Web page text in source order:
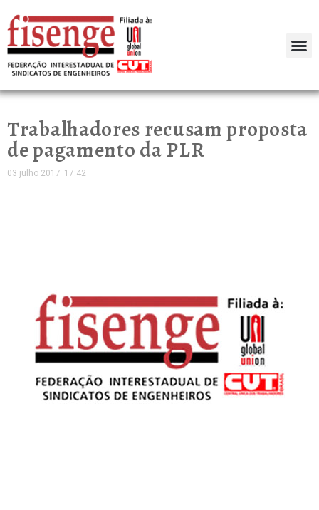
Trabalhadores recusam proposta
de pagamento da PLR
03 julho 2017 17:42